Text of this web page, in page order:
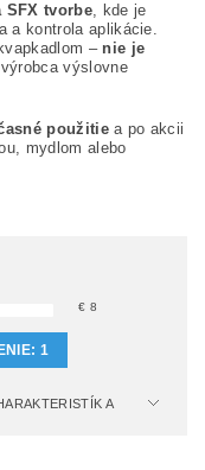
SFX tvorbe, kde je
a kontrola aplikácie.
– nie je
výslovne
použitiea po akcii
mydlom alebo
€ 8
1
A